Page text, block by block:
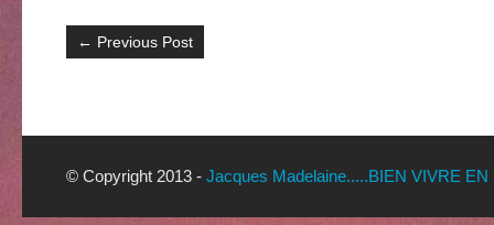
← Previous Post
© Copyright 2013 - Jacques Madelaine.....BIEN VIVRE EN